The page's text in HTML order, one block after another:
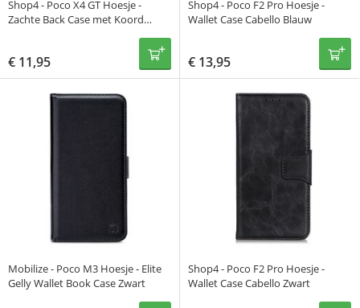
Shop4 - Poco X4 GT Hoesje -
Zachte Back Case met Koord
€ 11,95
Shop4 - Poco F2 Pro Hoesje -
Wallet Case Cabello Blauw
€ 13,95
Mobilize - Poco M3 Hoesje - Elite
Gelly Wallet Book Case Zwart
Shop4 - Poco F2 Pro Hoesje -
Wallet Case Cabello Zwart